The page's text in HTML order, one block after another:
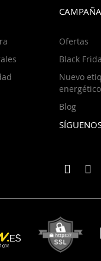
Ofertas
Black
Nuevo
energético
Blog